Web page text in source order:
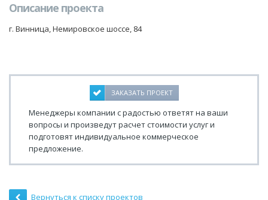
Описание проекта
г. Винница, Немировское шоссе, 84
ЗАКАЗАТЬ ПРОЕКТ
Менеджеры компании с радостью ответят на ваши
вопросы и произведут расчет стоимости услуг и
подготовят индивидуальное коммерческое
предложение.
Вернуться к списку проектов